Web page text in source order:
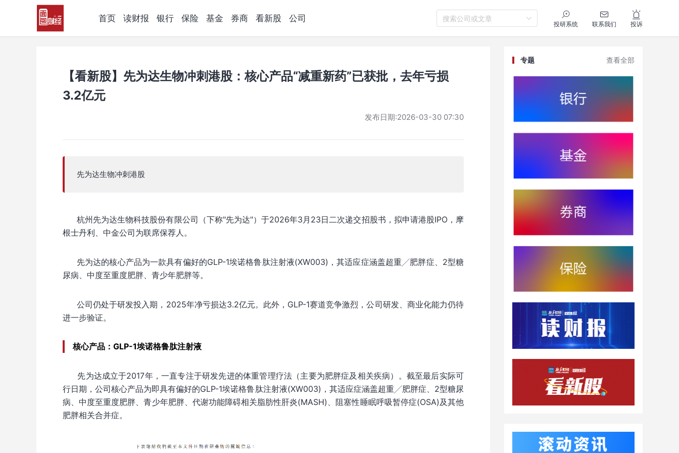
首页 读财报 银行 保险 基金 券商 看新股 公司 搜索公司或文章
投研系统 联系我们 投诉
【看新股】先为达生物冲刺港股：核心产品“减重新药”已获批，去年亏损
3.2亿元
发布日期:2026-03-30 07:30
先为达生物冲刺港股
杭州先为达生物科技股份有限公司（下称"先为达"）于2026年3月23日二次递交招股书，拟申请港股IPO，摩
根士丹利、中金公司为联席保荐人。
先为达的核心产品为一款具有偏好的GLP-1埃诺格鲁肽注射液(XW003)，其适应症涵盖超重╱肥胖症、2型糖
尿病、中度至重度肥胖、青少年肥胖等。
公司仍处于研发投入期，2025年净亏损达3.2亿元。此外，GLP-1赛道竞争激烈，公司研发、商业化能力仍待
进一步验证。
核心产品：GLP-1埃诺格鲁肽注射液
先为达成立于2017年，一直专注于研发先进的体重管理疗法（主要为肥胖症及相关疾病）。截至最后实际可
行日期，公司核心产品为即具有偏好的GLP-1埃诺格鲁肽注射液(XW003)，其适应症涵盖超重╱肥胖症、2型糖尿
病、中度至重度肥胖、青少年肥胖、代谢功能障碍相关脂肪性肝炎(MASH)、阻塞性睡眠呼吸暂停症(OSA)及其他
肥胖相关合并症。
专题 查看全部